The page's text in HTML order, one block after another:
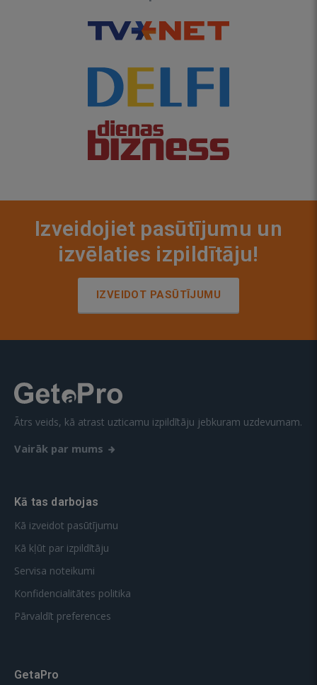
Izveidojiet pasūtījumu un
izvēlaties izpildītāju!
IZVEIDOT PASŪTĪJUMU
Ātrs veids, kā atrast uzticamu izpildītāju jebkuram uzdevumam.
Vairāk par mums
Kā tas darbojas
Kā izveidot pasūtījumu
Kā kļūt par izpildītāju
Servisa noteikumi
Konfidencialitātes politika
Pārvaldīt preferences
GetaPro